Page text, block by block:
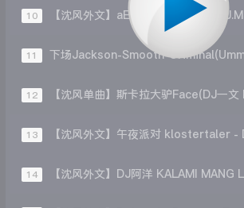
10
11
12 【沈风单曲】斯卡拉大驴Face(DJ一文
13
14 【沈风外文】DJ阿洋 KALAMI MANG